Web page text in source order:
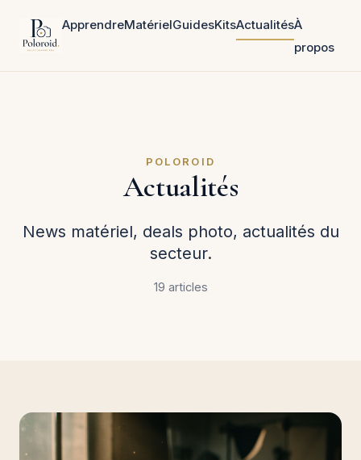
ApprendreMatérielGuidesKitsActualitésÀ
propos
POLOROID
Actualités
News matériel, deals photo, actualités du
secteur.
19 articles